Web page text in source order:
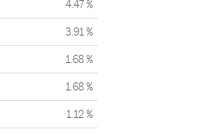
4.47 %
3.91 %
1.68 %
1.68 %
1.12 %